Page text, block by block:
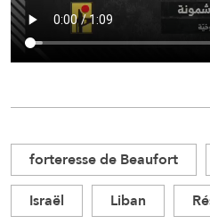
forteresse de Beaufort
Israël
Liban